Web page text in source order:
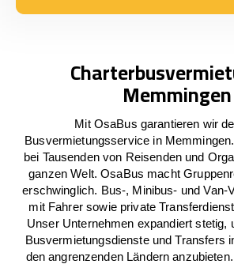
Memmingen
Mit OsaBus garantieren wir
Busvermietungsservice in
bei Tausenden von Reisenden und
ganzen Welt. OsaBus macht
erschwinglich. Bus-, Minibus- und Van-
mit Fahrer sowie private
Unser Unternehmen expandiert stetig,
Busvermietungsdienste und Transfers
den angrenzenden Ländern